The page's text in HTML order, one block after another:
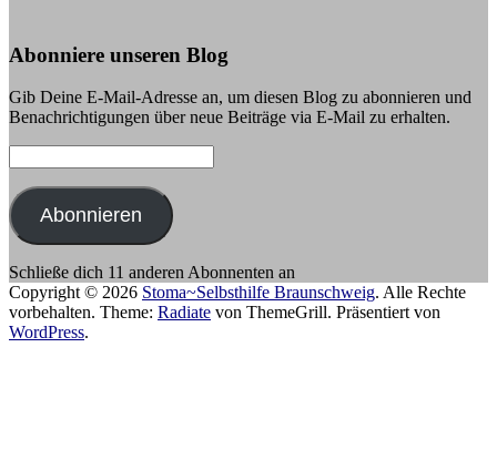
Abonniere unseren Blog
Gib Deine E-Mail-Adresse an, um diesen Blog zu abonnieren und
Benachrichtigungen über neue Beiträge via E-Mail zu erhalten.
Mail-
Adresse:
Abonnieren
Schließe dich 11 anderen Abonnenten an
Copyright © 2026 Stoma~Selbsthilfe Braunschweig. Alle Rechte
vorbehalten. Theme: Radiate von ThemeGrill. Präsentiert von
WordPress.